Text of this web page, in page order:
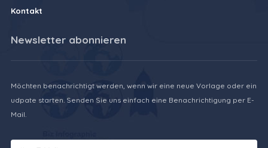
Kontakt
Newsletter abonnieren
Möchten benachrichtigt werden, wenn wir eine neue Vorlage oder ein
udpate starten. Senden Sie uns einfach eine Benachrichtigung per E-
Mail.